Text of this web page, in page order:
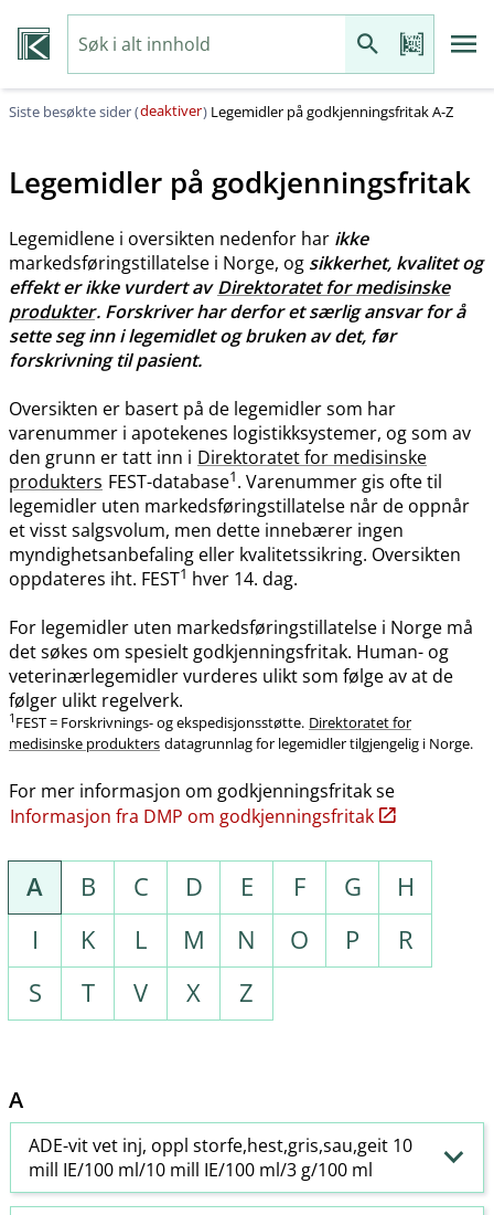
Siste besøkte sider (deaktiver) Legemidler på godkjenningsfritak A-Z
Legemidler på godkjenningsfritak
Legemidlene i oversikten nedenfor har ikke
markedsføringstillatelse i Norge, og sikkerhet, kvalitet og
effekt er ikke vurdert avDirektoratet for medisinske
produkter. Forskriver har derfor et særlig ansvar for å
sette seg inn i legemidlet og bruken av det, før
forskrivning til pasient.
Oversikten er basert på de legemidler som har
varenummer i apotekenes logistikksystemer, og som av
den grunn er tatt inn i Direktoratet for medisinske
produkters FEST-database1. Varenummer gis ofte til
legemidler uten markedsføringstillatelse når de oppnår
et visst salgsvolum, men dette innebærer ingen
myndighetsanbefaling eller kvalitetssikring. Oversikten
oppdateres iht. FEST1 hver 14. dag.
For legemidler uten markedsføringstillatelse i Norge må
det søkes om spesielt godkjenningsfritak. Human- og
veterinærlegemidler vurderes ulikt som følge av at de
følger ulikt regelverk.
1 FEST = Forskrivnings- og ekspedisjonsstøtte. Direktoratet for
medisinske produkters datagrunnlag for legemidler tilgjengelig i Norge.
For mer informasjon om godkjenningsfritak se
Informasjon fra DMP om godkjenningsfritak
A B C D E F G
H
I
K L M N O P
R
S
T V X Z
A
ADE-vit vet inj, oppl storfe,hest,gris,sau,geit 10
mill IE/100 ml/10 mill IE/100 ml/3 g/100 ml